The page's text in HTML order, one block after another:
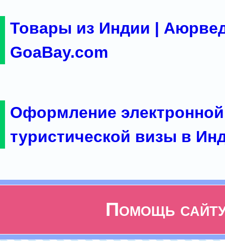
Товары из Индии |
GoaBay.com
Оформление электронной
туристической визы в
Помощь